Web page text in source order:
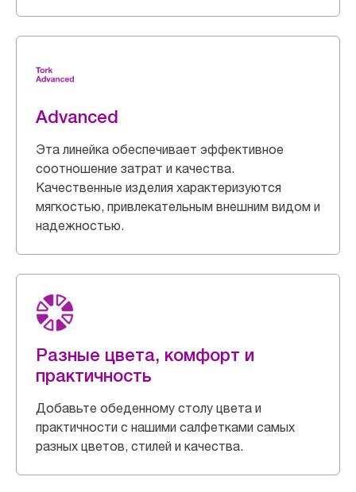
Advanced
Эта линейка обеспечивает эффективное
соотношение затрат и качества.
Качественные изделия характеризуются
мягкостью, привлекательным внешним видом и
надежностью.
Разные цвета, комфорт и
практичность
Добавьте обеденному столу цвета и
практичности с нашими салфетками самых
разных цветов, стилей и качества.